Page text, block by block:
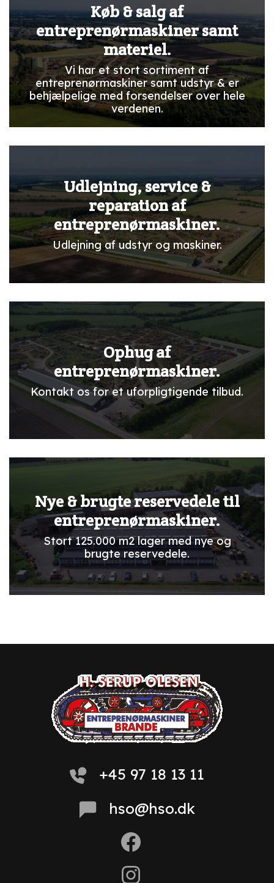
Køb & salg af
entreprenørmaskiner samt
materiel.
Vi har et stort sortiment af
entreprenørmaskiner samt udstyr & er
behjælpelige med forsendelser over hele
verdenen.
Udlejning, service &
reparation af
entreprenørmaskiner.
Udlejning af udstyr og maskiner.
Ophug af
entreprenørmaskiner.
Kontakt os for et uforpligtigende tilbud.
Nye & brugte reservedele til
entreprenørmaskiner.
Stort 125.000 m2 lager med nye og
brugte reservedele.
+45 97 18 13 11
hso@hso.dk